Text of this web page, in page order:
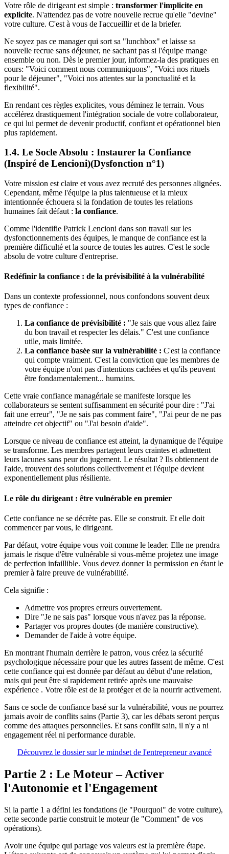
Votre rôle de dirigeant est simple : transformer l'implicite en
explicite. N'attendez pas de votre nouvelle recrue qu'elle "devine"
votre culture. C'est à vous de l'accueillir et de la briefer.
Ne soyez pas ce manager qui sort sa "lunchbox" et laisse sa
nouvelle recrue sans déjeuner, ne sachant pas si l'équipe mange
ensemble ou non. Dès le premier jour, informez-la des pratiques en
cours: "Voici comment nous communiquons", "Voici nos rituels
pour le déjeuner", "Voici nos attentes sur la ponctualité et la
flexibilité".
En rendant ces règles explicites, vous déminez le terrain. Vous
accélérez drastiquement l'intégration sociale de votre collaborateur,
ce qui lui permet de devenir productif, confiant et opérationnel bien
plus rapidement.
1.4. Le Socle Absolu : Instaurer la Confiance
(Inspiré de Lencioni)(Dysfonction n°1)
Votre mission est claire et vous avez recruté des personnes alignées.
Cependant, même l'équipe la plus talentueuse et la mieux
intentionnée échouera si la fondation de toutes les relations
humaines fait défaut : la confiance.
Comme l'identifie Patrick Lencioni dans son travail sur les
dysfonctionnements des équipes, le manque de confiance est la
première difficulté et la source de toutes les autres. C'est le socle
absolu de votre culture d'entreprise.
Redéfinir la confiance : de la prévisibilité à la vulnérabilité
Dans un contexte professionnel, nous confondons souvent deux
types de confiance :
La confiance de prévisibilité : "Je sais que vous allez faire
du bon travail et respecter les délais." C'est une confiance
utile, mais limitée.
La confiance basée sur la vulnérabilité : C'est la confiance
qui compte vraiment. C'est la conviction que les membres de
votre équipe n'ont pas d'intentions cachées et qu'ils peuvent
être fondamentalement... humains.
Cette vraie confiance managériale se manifeste lorsque les
collaborateurs se sentent suffisamment en sécurité pour dire : "J'ai
fait une erreur", "Je ne sais pas comment faire", "J'ai peur de ne pas
atteindre cet objectif" ou "J'ai besoin d'aide".
Lorsque ce niveau de confiance est atteint, la dynamique de l'équipe
se transforme. Les membres partagent leurs craintes et admettent
leurs lacunes sans peur du jugement. Le résultat ? Ils obtiennent de
l'aide, trouvent des solutions collectivement et l'équipe devient
exponentiellement plus résiliente.
Le rôle du dirigeant : être vulnérable en premier
Cette confiance ne se décrète pas. Elle se construit. Et elle doit
commencer par vous, le dirigeant.
Par défaut, votre équipe vous voit comme le leader. Elle ne prendra
jamais le risque d'être vulnérable si vous-même projetez une image
de perfection infaillible. Vous devez donner la permission en étant le
premier à faire preuve de vulnérabilité.
Cela signifie :
Admettre vos propres erreurs ouvertement.
Dire "Je ne sais pas" lorsque vous n'avez pas la réponse.
Partager vos propres doutes (de manière constructive).
Demander de l'aide à votre équipe.
En montrant l'humain derrière le patron, vous créez la sécurité
psychologique nécessaire pour que les autres fassent de même. C'est
cette confiance qui est donnée par défaut au début d'une relation,
mais qui peut être si rapidement retirée après une mauvaise
expérience . Votre rôle est de la protéger et de la nourrir activement.
Sans ce socle de confiance basé sur la vulnérabilité, vous ne pourrez
jamais avoir de conflits sains (Partie 3), car les débats seront perçus
comme des attaques personnelles. Et sans conflit sain, il n'y a ni
engagement réel ni performance durable.
Découvrez le dossier sur le mindset de l'entrepreneur avancé
Partie 2 : Le Moteur – Activer
l'Autonomie et l'Engagement
Si la partie 1 a défini les fondations (le "Pourquoi" de votre culture),
cette seconde partie construit le moteur (le "Comment" de vos
opérations).
Avoir une équipe qui partage vos valeurs est la première étape.